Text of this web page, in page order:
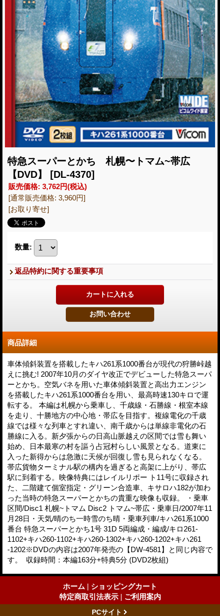
特急スーパーとかち 札幌〜トマム~帯広
【DVD】
[DL-4370]
販売価格: 3,762円(税込)
[通常販売価格: 3,960円]
[お取り寄せ]
数量:
返品特約に関する重要事項
商品詳細
車体傾斜装置を搭載したキハ261系1000番台が現代の狩勝峠越
えに挑む! 2007年10月のダイヤ改正でデビューした特急スーパ
ーとかち。空気バネを用いた車体傾斜装置と高出力エンジン
を搭載したキハ261系1000番台を用い、最高時速130キロで運
転する。 本編は札幌から乗車し、千歳線・石勝線・根室本線
を走り、十勝地方の中心地・帯広を目指す。複線電化の千歳
線では様々な列車とすれ違い、南千歳からは単線非電化の石
勝線に入る。新夕張からの日高山脈越えの区間では雪も舞い
始め、日本最寒の村を謳う占冠村らしい風景となる。道東に
入った新得からは急激に天候が回復し雪も見られなくなる。
帯広貨物ターミナル駅の構内を過ぎると高架に上がり、帯広
駅に到着する。映像特典にはレイルリポー ト11号に収録され
た、二階建て個室指定・グリーン合造車、キサロハ182が加わ
った当時の特急スーパーとかちの貴重な映像も収録。 ・乗車
区間/Disc1 札幌~トマム Disc2 トマム~帯広・乗車日/2007年11
月28日・天気/晴のち一時雪のち晴・乗車列車/キハ261系1000
番台 特急スーパーとかち1号 31D 5両編成・編成/キロ261-
1102+キハ260-1102+キハ260-1302+キハ260-1202+キハ261
-1202※DVDの内容は2007年発売の【DW-4581】と同じ内容で
す。 収録時間：本編163分+特典5分 (DVD2枚組)
ホーム | ショッピングカート
特定商取引法表示 | ご利用案内
PCサイト